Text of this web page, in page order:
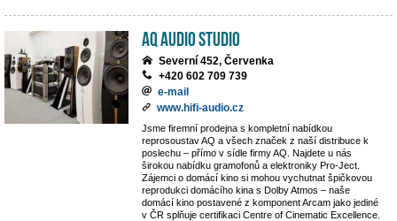
AQ Audio Studio
Severní 452, Červenka
+420 602 709 739
e-mail
www.hifi-audio.cz
Jsme firemní prodejna s kompletní nabídkou
reprosoustav AQ a všech značek z naší distribuce k
poslechu – přímo v sídle firmy AQ. Najdete u nás
širokou nabídku gramofonů a elektroniky Pro-Ject.
Zájemci o domácí kino si mohou vychutnat špičkovou
reprodukci domácího kina s Dolby Atmos – naše
domácí kino postavené z komponent Arcam jako jediné
v ČR splňuje certifikaci Centre of Cinematic Excellence.